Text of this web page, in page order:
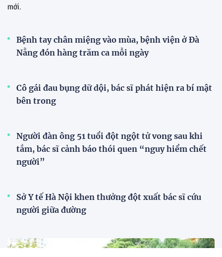
mới.
Bệnh tay chân miệng vào mùa, bệnh viện ở Đà
Nẵng đón hàng trăm ca mỗi ngày
Cô gái đau bụng dữ dội, bác sĩ phát hiện ra bí mật
bên trong
Người đàn ông 51 tuổi đột ngột tử vong sau khi
tắm, bác sĩ cảnh báo thói quen “nguy hiểm chết
người”
Sở Y tế Hà Nội khen thưởng đột xuất bác sĩ cứu
người giữa đường
Giáo dục